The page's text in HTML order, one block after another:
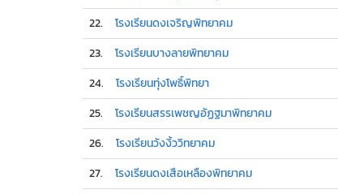
22. โรงเรียนดงเจริญพิทยาคม
23. โรงเรียนบางลายพิทยาคม
24. โรงเรียนทุ่งโพธิ์พิทยา
25. โรงเรียนสรรเพชญอัฏฐมาพิทยาคม
26. โรงเรียนวังงิ้ววิทยาคม
27. โรงเรียนดงเสือเหลืองพิทยาคม